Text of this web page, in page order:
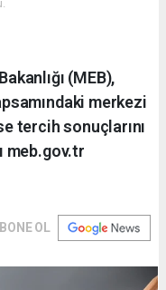
(MEB),
merkezi
tercih sonuçlarını
meb.gov.tr
OL